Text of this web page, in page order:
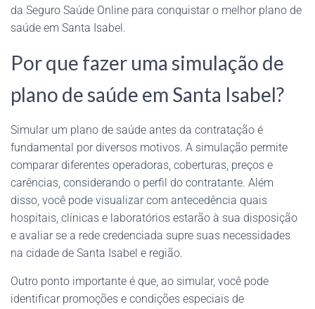
da Seguro Saúde Online para conquistar o melhor plano de
saúde em Santa Isabel.
Por que fazer uma simulação de
plano de saúde em Santa Isabel?
Simular um plano de saúde antes da contratação é
fundamental por diversos motivos. A simulação permite
comparar diferentes operadoras, coberturas, preços e
carências, considerando o perfil do contratante. Além
disso, você pode visualizar com antecedência quais
hospitais, clínicas e laboratórios estarão à sua disposição
e avaliar se a rede credenciada supre suas necessidades
na cidade de Santa Isabel e região.
Outro ponto importante é que, ao simular, você pode
identificar promoções e condições especiais de